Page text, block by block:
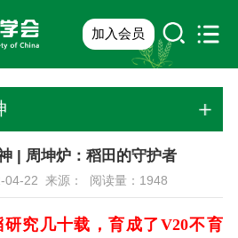
加入会员
| 周坤炉：稻田的守护者
04-22 来源： 阅读量： 1948
究几十载，育成了V20不育